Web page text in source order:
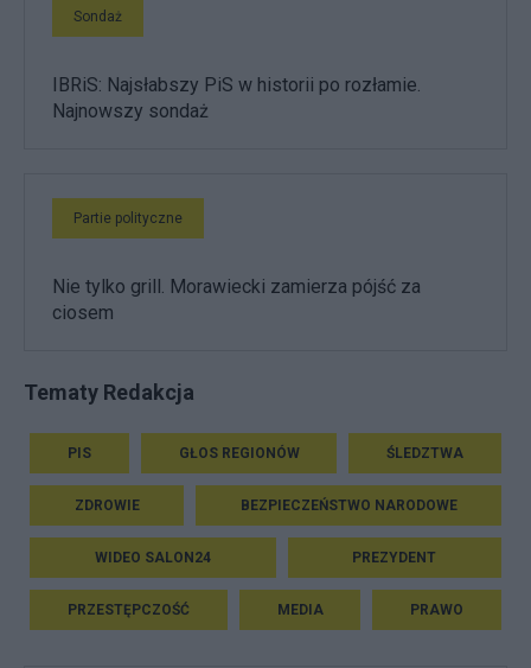
Sondaż
IBRiS: Najsłabszy PiS w historii po rozłamie.
Najnowszy sondaż
Partie polityczne
Nie tylko grill. Morawiecki zamierza pójść za
ciosem
Tematy Redakcja
PIS GŁOS REGIONÓW ŚLEDZTWA
ZDROWIE BEZPIECZEŃSTWO NARODOWE
WIDEO SALON24 PREZYDENT
PRZESTĘPCZOŚĆ MEDIA PRAWO